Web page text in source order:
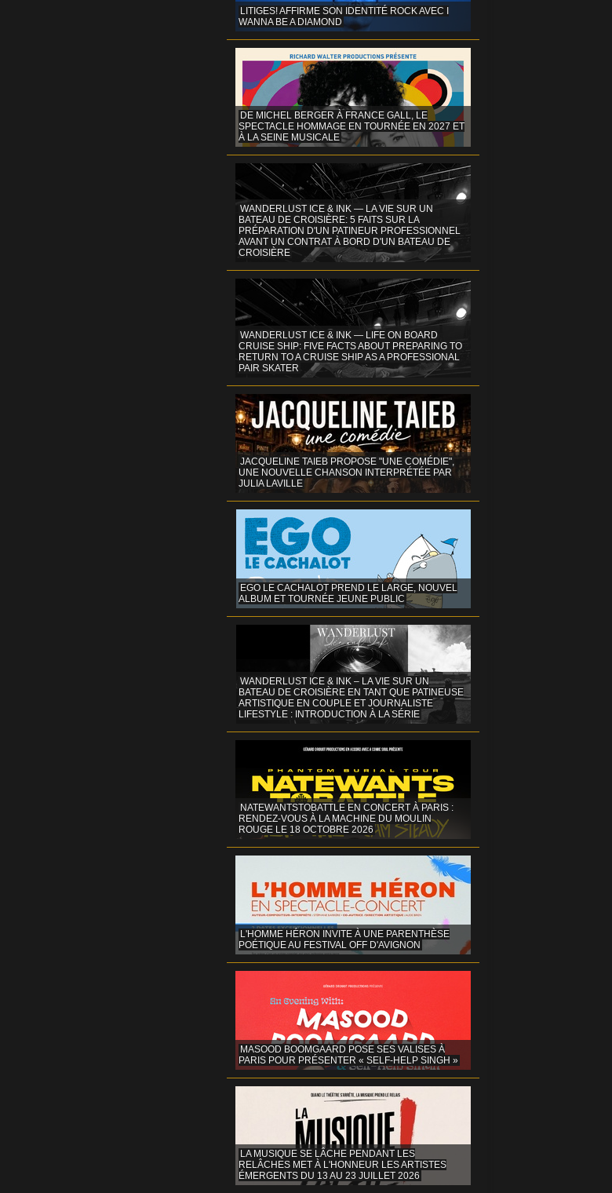
LITIGES! AFFIRME SON IDENTITÉ ROCK AVEC I
WANNA BE A DIAMOND
DE MICHEL BERGER À FRANCE GALL, LE
SPECTACLE HOMMAGE EN TOURNÉE EN 2027 ET
À LA SEINE MUSICALE
WANDERLUST ICE & INK — LA VIE SUR UN
BATEAU DE CROISIÈRE: 5 FAITS SUR LA
PRÉPARATION D'UN PATINEUR PROFESSIONNEL
AVANT UN CONTRAT À BORD D'UN BATEAU DE
CROISIÈRE
WANDERLUST ICE & INK — LIFE ON BOARD
CRUISE SHIP: FIVE FACTS ABOUT PREPARING TO
RETURN TO A CRUISE SHIP AS A PROFESSIONAL
PAIR SKATER
JACQUELINE TAIEB PROPOSE "UNE COMÉDIE",
UNE NOUVELLE CHANSON INTERPRÉTÉE PAR
JULIA LAVILLE
EGO LE CACHALOT PREND LE LARGE, NOUVEL
ALBUM ET TOURNÉE JEUNE PUBLIC
WANDERLUST ICE & INK – LA VIE SUR UN
BATEAU DE CROISIÈRE EN TANT QUE PATINEUSE
ARTISTIQUE EN COUPLE ET JOURNALISTE
LIFESTYLE : INTRODUCTION À LA SÉRIE
NATEWANTSTOBATTLE EN CONCERT À PARIS :
RENDEZ-VOUS À LA MACHINE DU MOULIN
ROUGE LE 18 OCTOBRE 2026
L'HOMME HÉRON INVITE À UNE PARENTHÈSE
POÉTIQUE AU FESTIVAL OFF D'AVIGNON
MASOOD BOOMGAARD POSE SES VALISES À
PARIS POUR PRÉSENTER « SELF-HELP SINGH »
LA MUSIQUE SE LÂCHE PENDANT LES
RELÂCHES MET À L'HONNEUR LES ARTISTES
ÉMERGENTS DU 13 AU 23 JUILLET 2026